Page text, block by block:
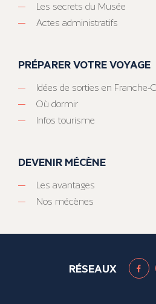
Les secrets du Musée
Actes administratifs
PRÉPARER VOTRE VOYAGE
Idées de sorties en Franche-
Où dormir
Infos tourisme
DEVENIR MÉCÈNE
Les avantages
Nos mécènes
RÉSEAUX